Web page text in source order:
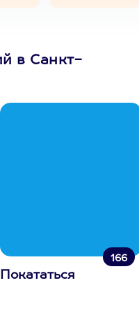
в Санкт-
166
Покататься